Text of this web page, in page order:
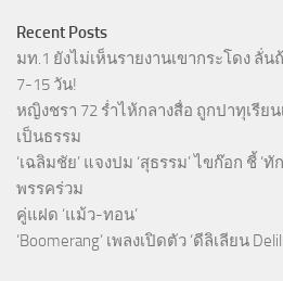
Recent Posts
มท.1 ยังไม่เห็นรายงานเขากระโดง ลั่น
7-15 วัน!
หญิงชรา 72 ร่ำไห้กลางสื่อ ถูกปาทุเรีย
เป็นธรรม
‘เฉลิมชัย’ แจงปม ‘สุธรรม’ ไขก๊อก ชี้
พรรคร่วม
คู่แฝด ‘แม้ว-ทอน’
‘Boomerang’ เพลงเปิดตัว ‘ดีลิเลียน